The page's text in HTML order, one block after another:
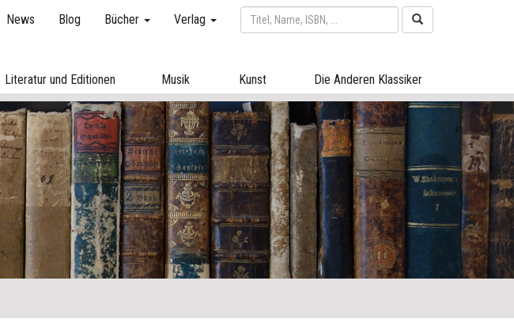
News Blog Bücher Verlag
Literatur und Editionen Musik Kunst Die Anderen Klassiker